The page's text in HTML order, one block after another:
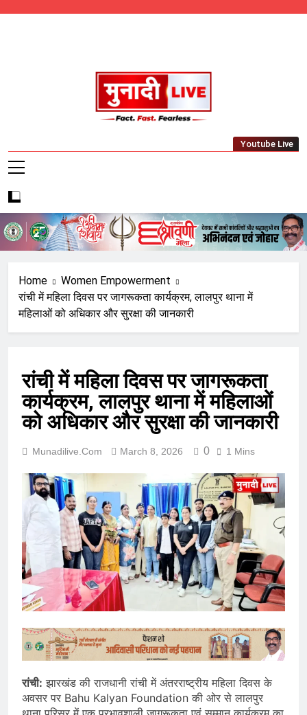
Munadi Live – Jharkhand's Leading Local
Youtube Live
Home
Women Empowerment
रांची में महिला दिवस पर जागरूकता कार्यक्रम, लालपुर थाना में
महिलाओं को अधिकार और सुरक्षा की जानकारी
रांची में महिला दिवस पर जागरूकता
कार्यक्रम, लालपुर थाना में महिलाओं
को अधिकार और सुरक्षा की जानकारी
Munadilive.com March 8, 2026 0 1 Mins
रांची: झारखंड की राजधानी रांची में अंतरराष्ट्रीय महिला दिवस के
अवसर पर Bahu Kalyan Foundation की ओर से लालपुर